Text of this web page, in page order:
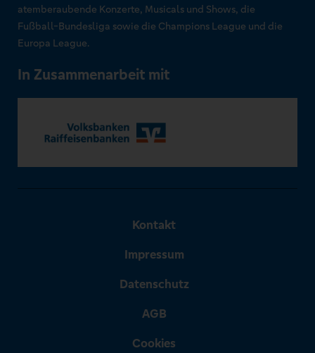
atemberaubende Konzerte, Musicals und Shows, die
Fußball-Bundesliga sowie die Champions League und die
Europa League.
In Zusammenarbeit mit
Kontakt
Impressum
Datenschutz
AGB
Cookies